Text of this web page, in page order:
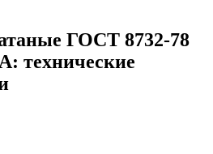
ГОСТ 8732-78
технические